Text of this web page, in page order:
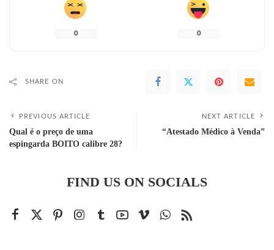
0 0
SHARE ON
PREVIOUS ARTICLE
Qual é o preço de uma
espingarda BOITO calibre 28?
NEXT ARTICLE
“Atestado Médico à Venda”
FIND US ON SOCIALS